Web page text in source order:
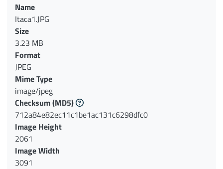
Name
Itaca1.JPG
Size
3.23 MB
Format
JPEG
Mime Type
image/jpeg
Checksum(MD5)
712a84e82ec11c1be1ac131c6298dfc0
Image Height
2061
Image Width
3091